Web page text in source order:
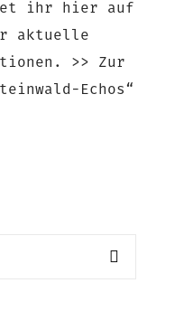
ihr hier auf
aktuelle
>> Zur
Echos“